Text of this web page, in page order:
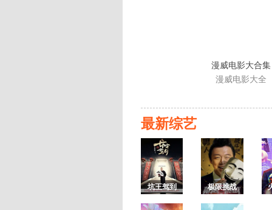
漫威电影大合集
漫威电影大全
最新综艺
坑王驾到
极限挑战